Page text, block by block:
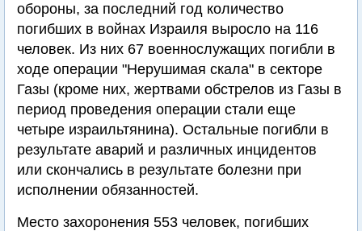
обороны, за последний год количество
погибших в войнах Израиля выросло на 116
человек. Из них 67 военнослужащих погибли в
ходе операции "Нерушимая скала" в секторе
Газы (кроме них, жертвами обстрелов из Газы в
период проведения операции стали еще
четыре израильтянина). Остальные погибли в
результате аварий и различных инцидентов
или скончались в результате болезни при
исполнении обязанностей.
Место захоронения 553 человек, погибших